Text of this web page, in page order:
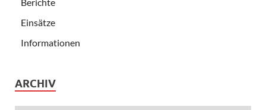
Einsätze
Informationen
ARCHIV